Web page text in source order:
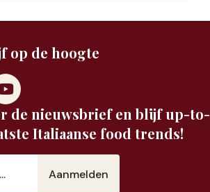
op de hoogte
de nieuwsbrief en blijf up-to-
Italiaanse food trends!